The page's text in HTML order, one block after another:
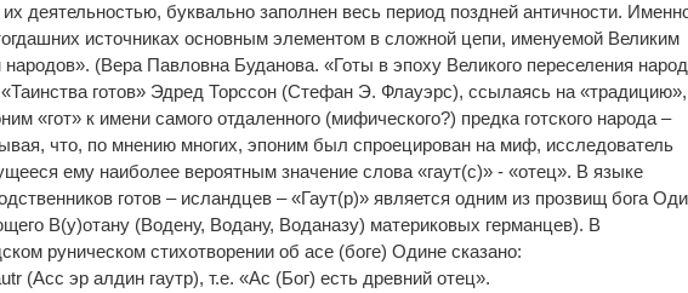
деятельностью, буквально заполнен весь период поздней античности.
источниках основным элементом в сложной цепи, именуемой Великим
народов». (Вера Павловна Буданова. «Готы в эпоху Великого переселения
«Таинства готов» Эдред Торссон (Стефан Э. Флауэрс), ссылаясь на «традицию»,
«гот» к имени самого отдаленного (мифического?) предка готского народа –
что, по мнению многих, эпоним был спроецирован на миф, исследователь
ему наиболее вероятным значение слова «гаут(с)» - «отец». В языке
готов – исландцев – «Гаут(р)» является одним из прозвищ бога
В(у)отану (Водену, Водану, Воданазу) материковых германцев). В
руническом стихотворении об асе (боге) Одине сказано:
(Асс эр алдин гаутр), т.е. «Ас (Бог) есть древний отец».